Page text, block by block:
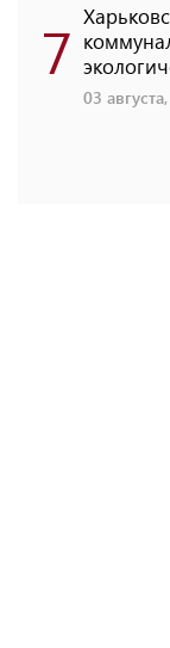
7
03